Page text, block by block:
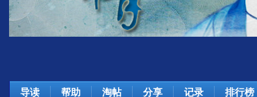
导读 帮助 淘帖 分享 记录 排行榜